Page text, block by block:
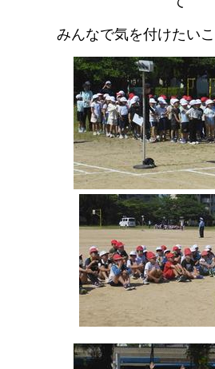
みんなで気を付けたい